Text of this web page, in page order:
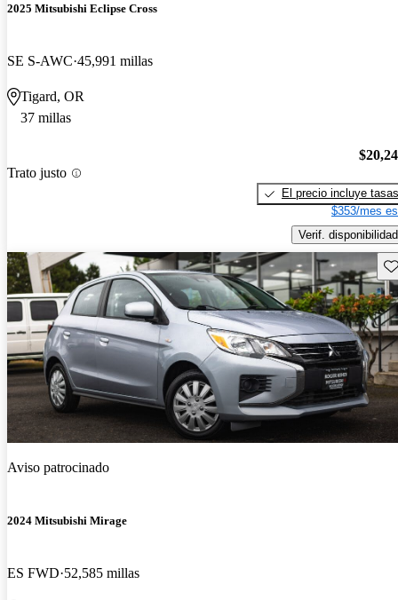
2025 Mitsubishi Eclipse Cross
SE S-AWC 45,991 millas
Tigard, OR
37 millas
Trato justo
El precio incluye tasas
$353/mes
Verif. disponibilidad
Aviso patrocinado
2024 Mitsubishi Mirage
ES FWD 52,585 millas